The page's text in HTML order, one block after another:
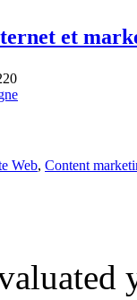
et
Web, Content